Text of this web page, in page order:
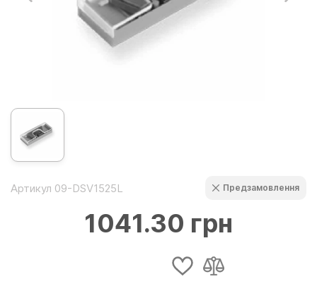
Артикул 09-DSV1525L Предзамовлення
1041.30 грн